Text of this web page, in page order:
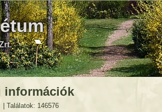
információk
| Találatok: 146576